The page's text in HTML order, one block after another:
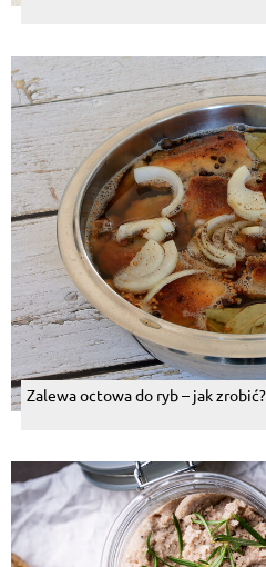
Zalewa octowa do ryb – jak zrobić?